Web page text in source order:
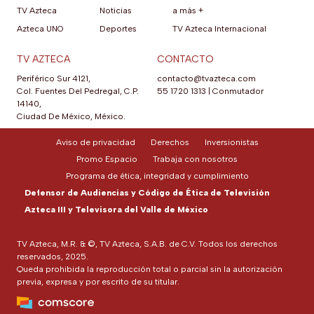
TV Azteca
Azteca UNO
Noticias
Deportes
a más +
TV Azteca Internacional
TV AZTECA
Periférico Sur 4121,
Col. Fuentes Del Pedregal, C.P.
14140,
Ciudad De México, México.
CONTACTO
contacto@tvazteca.com
55 1720 1313
Conmutador
TV Azteca, M.R. & ©, TV Azteca, S.A.B. de C.V. Todos los derechos
reservados, 2025.
Queda prohibida la reproducción total o parcial sin la autorización
previa, expresa y por escrito de su titular.
Aviso de privacidad Derechos
Inversionistas
Promo Espacio
Trabaja con nosotros
Programa de ética, integridad y cumplimiento
Defensor de Audiencias y Código de Ética de Televisión
Azteca III y Televisora del Valle de México